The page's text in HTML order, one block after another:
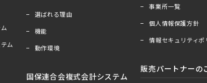
ム
選ばれる理由
機能
動作環境
国保連合会複式会計システム
事業所一覧
個人情報保護方針
情報セキュリティポ
販売パートナーの